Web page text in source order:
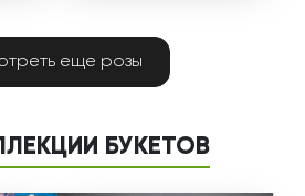
еще розы
БУКЕТОВ